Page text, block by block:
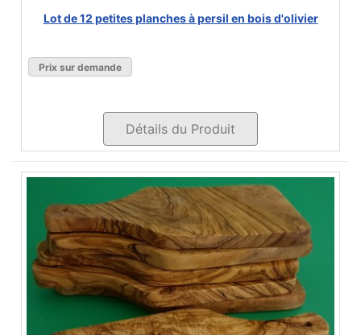
Lot de 12 petites planches à persil en bois d'olivier
Prix sur demande
Détails du Produit